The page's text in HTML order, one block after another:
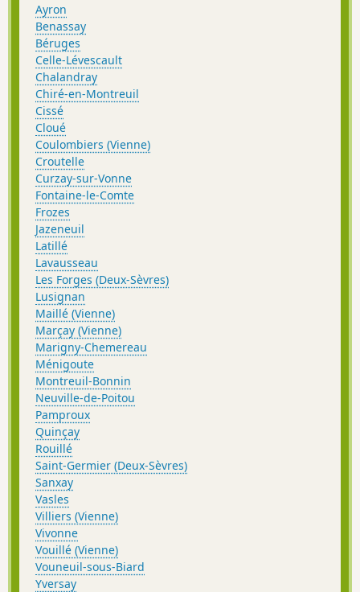
Ayron
Benassay
Béruges
Celle-Lévescault
Chalandray
Chiré-en-Montreuil
Cissé
Cloué
Coulombiers (Vienne)
Croutelle
Curzay-sur-Vonne
Fontaine-le-Comte
Frozes
Jazeneuil
Latillé
Lavausseau
Les Forges (Deux-Sèvres)
Lusignan
Maillé (Vienne)
Marçay (Vienne)
Marigny-Chemereau
Ménigoute
Montreuil-Bonnin
Neuville-de-Poitou
Pamproux
Quinçay
Rouillé
Saint-Germier (Deux-Sèvres)
Sanxay
Vasles
Villiers (Vienne)
Vivonne
Vouillé (Vienne)
Vouneuil-sous-Biard
Yversay